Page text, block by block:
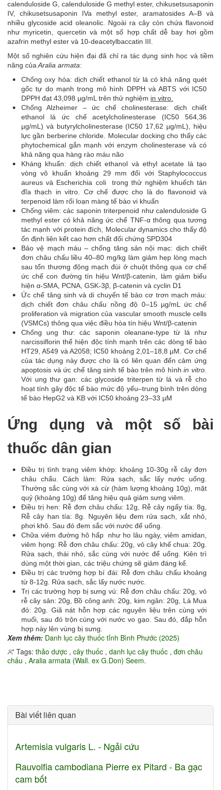
calenduloside G, calenduloside G methyl ester, chikusetsusaponin
IV, chikusetsusaponin IVa methyl ester, aramatosides A–B và
nhiều glycoside acid oleanolic. Ngoài ra cây còn chứa flavonoid
như myricetin, quercetin và một số hợp chất dễ bay hơi gồm
azafrin methyl ester và 10-deacetylbaccatin III.
Một số nghiên cứu hiện đại đã chỉ ra tác dụng sinh học và tiềm
năng củaAralia armata:
Chống oxy hóa: dịch chiết ethanol từ lá có khả năng quét
gốc tự do mạnh trong mô hình DPPH và ABTS với IC50
DPPH đạt 43,098 µg/mL trên thử nghiệm in vitro.
Chống Alzheimer – ức chế cholinesterase: dịch chiết
ethanol lá ức chế acetylcholinesterase (IC50 564,36
µg/mL) và butyrylcholinesterase (IC50 17,62 µg/mL), hiệu
lực gần berberine chloride. Molecular docking cho thấy các
phytochemical gắn mạnh với enzym cholinesterase và có
khả năng qua hàng rào máu não
Kháng khuẩn: dịch chiết ethanol và ethyl acetate lá tạo
vòng vô khuẩn khoảng 29 mm đối với Staphylococcus
aureus và Escherichia coli trong thử nghiệm khuếch tán
đĩa thạch in vitro. Cơ chế được cho là do flavonoid và
terpenoid làm rối loạn màng tế bào vi khuẩn
Chống viêm: các saponin triterpenoid như calenduloside G
methyl ester có khả năng ức chế TNF-α thông qua tương
tác mạnh với protein đích, Molecular dynamics cho thấy độ
ổn định liên kết cao hơn chất đối chứng SPD304
Bảo vệ mạch máu – chống tăng sản nội mạc: dịch chiết
đơn châu chấu liều 40–80 mg/kg làm giảm hẹp lòng mạch
sau tổn thương động mạch đùi ở chuột thông qua cơ chế
ức chế con đường tín hiệu Wnt/β-catenin, làm giảm biểu
hiện α-SMA, PCNA, GSK-3β, β-catenin và cyclin D1
Ức chế tăng sinh và di chuyển tế bào cơ trơn mạch máu:
dịch chiết đơn châu chấu nồng độ 0–15 µg/mL ức chế
proliferation và migration của vascular smooth muscle cells
(VSMCs) thông qua việc điều hòa tín hiệu Wnt/β-catenin
Chống ung thư: các saponin oleanane-type từ lá như
narcissiflorin thể hiện độc tính mạnh trên các dòng tế bào
HT29, A549 và A2058; IC50 khoảng 2,01–18,8 µM. Cơ chế
của tác dụng này được cho là có liên quan đến cảm ứng
apoptosis và ức chế tăng sinh tế bào trên mô hình in vitro.
Với ung thư gan: các glycoside triterpen từ lá và rễ cho
hoạt tính gây độc tế bào mức độ yếu–trung bình trên dòng
tế bào HepG2 và KB với IC50 khoảng 23–33 µM
Ứng dụng và một số bài
thuốc dân gian
Điều trị tình trạng viêm khớp: khoảng 10-30g rễ cây đơn
châu chấu. Cách làm: Rửa sạch, sắc lấy nước uống.
Thường sắc cùng với xà cừ (hàm lượng khoảng 10g), mặt
quỷ (khoảng 10g) để tăng hiệu quả giảm sưng viêm.
Điều trị hen: Rễ đơn châu chấu: 12g, Rễ cây ngấy tía: 8g,
Rễ cây han tía: 8g. Nguyên liệu đem rửa sạch, xắt nhỏ,
phơi khô. Sau đó đem sắc với nước để uống.
Chữa viêm đường hô hấp như ho lâu ngày, viêm amidan,
viêm họng: Rễ đơn châu chấu: 20g, vỏ cây khế chua: 20g.
Rửa sạch, thái nhỏ, sắc cùng với nước để uống. Kiên trì
dùng một thời gian, các triệu chứng sẽ giảm đáng kể.
Điều trị các trường hợp bí đái: Rễ đơn châu chấu khoảng
từ 8-12g. Rửa sạch, sắc lấy nước nước.
Trị các trường hợp bị sưng vú: Rễ đơn châu chấu: 20g, vỏ
rễ cây sản: 20g, Bồ công anh: 20g, kim ngân: 20g, Lá Mua
đỏ: 20g. Giã nát hỗn hợp các nguyên liệu trên cùng với
muối, sau đó trộn cùng với nước vo gạo. Sau đó, đắp hỗn
hợp này lên vùng bị sưng.
Xem thêm: Danh lục cây thuốc tỉnh Bình Phước (2025)
Tags: thảo dược , cây thuốc , danh lục cây thuốc , đơn châu
chấu , Aralia armata (Wall. ex G.Don) Seem.
Bài viết liên quan
Artemisia vulgaris L. - Ngải cứu
Rauvolfia cambodiana Pierre ex Pitard - Ba gạc
cam bốt